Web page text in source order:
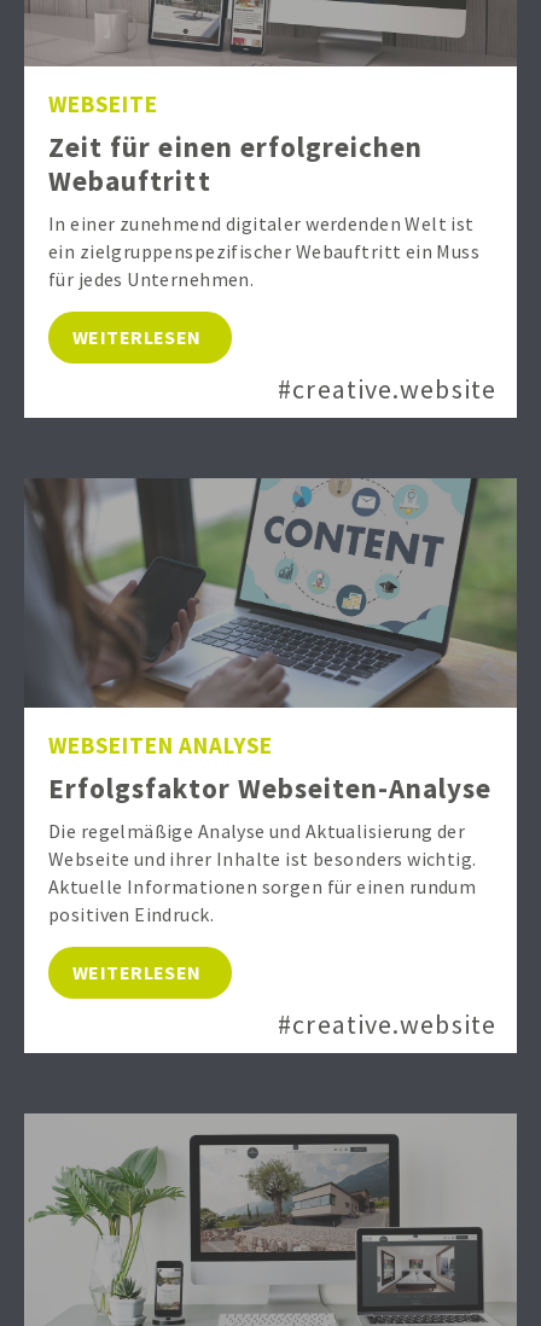
WEBSEITE
Zeit für einen erfolgreichen
Webauftritt
In einer zunehmend digitaler werdenden Welt ist
ein zielgruppenspezifischer Webauftritt ein Muss
für jedes Unternehmen.
WEITERLESEN
#creative.website
WEBSEITEN ANALYSE
Erfolgsfaktor Webseiten-Analyse
Die regelmäßige Analyse und Aktualisierung der
Webseite und ihrer Inhalte ist besonders wichtig.
Aktuelle Informationen sorgen für einen rundum
positiven Eindruck.
WEITERLESEN
#creative.website